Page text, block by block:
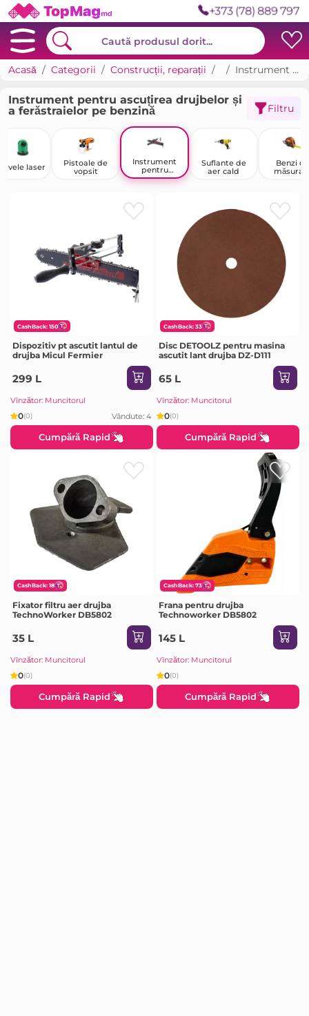
+373 (78) 889 797
Acasă Categorii Construcții, reparații Unelte Instrument pentru ascuțirea drujbelor și a ferăstraielor pe benzină
Instrument pentru ascuțirea drujbelor și
a ferăstraielor pe benzină
Filtru
Nivele laser
Pistoale de
vopsit
Instrument
pentru
ascuțirea
pe benzină
Suflante de
aer cald
Benzi de
CashBack: 150
Dispozitiv pt ascutit lantul de
drujba Micul Fermier
299 L
Vînzător: Muncitorul
0(0) Vândute: 4
Cumpără Rapid
CashBack: 33
Disc DETOOLZ pentru masina
ascutit lant drujba DZ-D111
65 L
Vînzător: Muncitorul
0(0)
Cumpără Rapid
CashBack: 18
Fixator filtru aer drujba
TechnoWorker DB5802
35 L
Vînzător: Muncitorul
0(0)
Cumpără Rapid
CashBack: 73
Frana pentru drujba
Technoworker DB5802
145 L
Vînzător: Muncitorul
0(0)
Cumpără Rapid